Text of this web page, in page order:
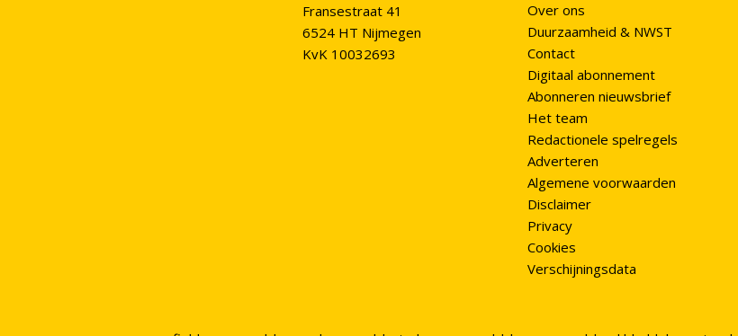
Fransestraat 41
6524 HT Nijmegen
KvK 10032693
Over ons
Duurzaamheid & NWST
Contact
Digitaal abonnement
Abonneren nieuwsbrief
Het team
Redactionele spelregels
Adverteren
Algemene voorwaarden
Disclaimer
Privacy
Cookies
Verschijningsdata